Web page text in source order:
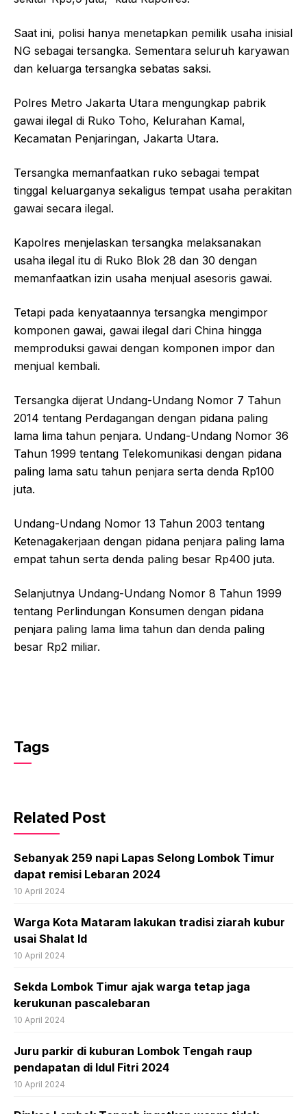
Saat ini, polisi hanya menetapkan pemilik usaha inisial
NG sebagai tersangka. Sementara seluruh karyawan
dan keluarga tersangka sebatas saksi.
Polres Metro Jakarta Utara mengungkap pabrik
gawai ilegal di Ruko Toho, Kelurahan Kamal,
Kecamatan Penjaringan, Jakarta Utara.
Tersangka memanfaatkan ruko sebagai tempat
tinggal keluarganya sekaligus tempat usaha perakitan
gawai secara ilegal.
Kapolres menjelaskan tersangka melaksanakan
usaha ilegal itu di Ruko Blok 28 dan 30 dengan
memanfaatkan izin usaha menjual asesoris gawai.
Tetapi pada kenyataannya tersangka mengimpor
komponen gawai, gawai ilegal dari China hingga
memproduksi gawai dengan komponen impor dan
menjual kembali.
Tersangka dijerat Undang-Undang Nomor 7 Tahun
2014 tentang Perdagangan dengan pidana paling
lama lima tahun penjara. Undang-Undang Nomor 36
Tahun 1999 tentang Telekomunikasi dengan pidana
paling lama satu tahun penjara serta denda Rp100
juta.
Undang-Undang Nomor 13 Tahun 2003 tentang
Ketenagakerjaan dengan pidana penjara paling lama
empat tahun serta denda paling besar Rp400 juta.
Selanjutnya Undang-Undang Nomor 8 Tahun 1999
tentang Perlindungan Konsumen dengan pidana
penjara paling lama lima tahun dan denda paling
besar Rp2 miliar.
Tags
Related Post
Sebanyak 259 napi Lapas Selong Lombok Timur
dapat remisi Lebaran 2024
10 April 2024
Warga Kota Mataram lakukan tradisi ziarah kubur
usai Shalat Id
10 April 2024
Sekda Lombok Timur ajak warga tetap jaga
kerukunan pascalebaran
10 April 2024
Juru parkir di kuburan Lombok Tengah raup
pendapatan di Idul Fitri 2024
10 April 2024